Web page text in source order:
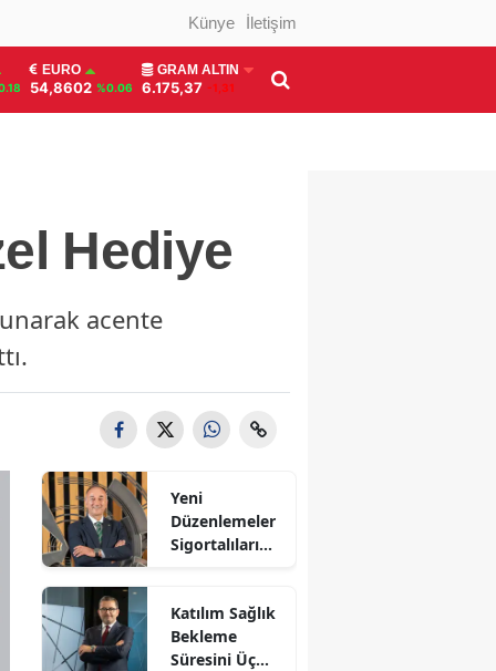
Künye İletişim
EURO
54,8602 %0.06
GRAM ALTIN
6.175,37 -1,31
Hediye
acente
Yeni
Düzenlemeler
Sigortalıları
Katılım Sağlık
Bekleme
Süresini Üç